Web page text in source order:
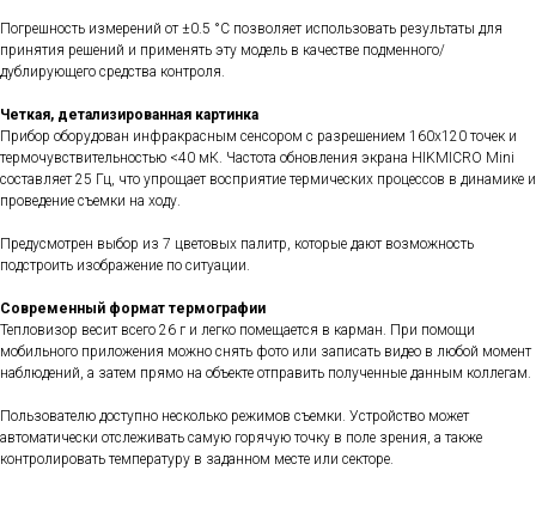
Погрешность измерений от ±0.5 °C позволяет использовать результаты для
принятия решений и применять эту модель в качестве подменного/
дублирующего средства контроля.
Четкая, детализированная картинка
Прибор оборудован инфракрасным сенсором с разрешением 160x120 точек и
термочувствительностью <40 мК. Частота обновления экрана HIKMICRO Mini
составляет 25 Гц, что упрощает восприятие термических процессов в динамике и
проведение съемки на ходу.
Предусмотрен выбор из 7 цветовых палитр, которые дают возможность
подстроить изображение по ситуации.
Современный формат термографии
Тепловизор весит всего 26 г и легко помещается в карман. При помощи
мобильного приложения можно снять фото или записать видео в любой момент
наблюдений, а затем прямо на объекте отправить полученные данным коллегам.
Пользователю доступно несколько режимов съемки. Устройство может
автоматически отслеживать самую горячую точку в поле зрения, а также
контролировать температуру в заданном месте или секторе.